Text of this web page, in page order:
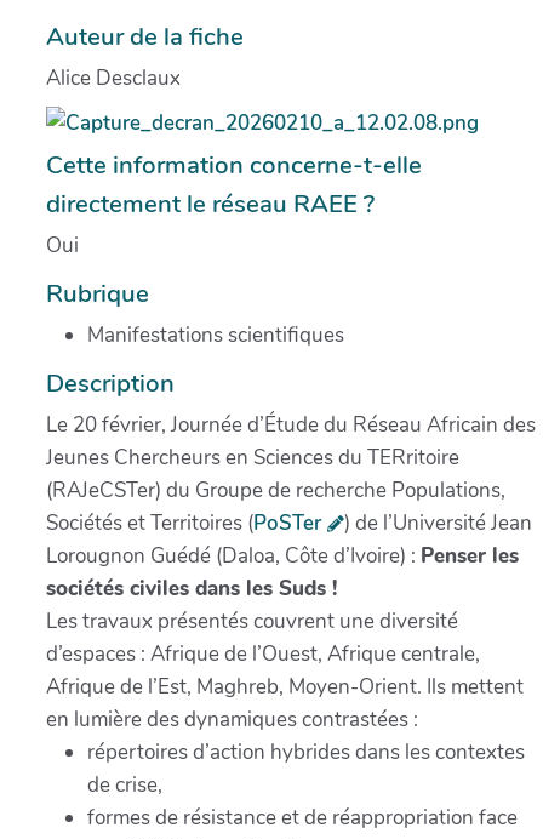
Auteur de la fiche
Alice Desclaux
Cette information concerne-t-elle
directement le réseau RAEE ?
Oui
Rubrique
Manifestations scientifiques
Description
Le 20 février, Journée d’Étude du Réseau Africain des
Jeunes Chercheurs en Sciences du TERritoire
(RAJeCSTer) du Groupe de recherche Populations,
Sociétés et Territoires (PoSTer
) de l’Université Jean
Lorougnon Guédé (Daloa, Côte d’Ivoire) : Penser les
sociétés civiles dans les Suds !
Les travaux présentés couvrent une diversité
d’espaces : Afrique de l’Ouest, Afrique centrale,
Afrique de l’Est, Maghreb, Moyen-Orient. Ils mettent
en lumière des dynamiques contrastées :
répertoires d’action hybrides dans les contextes
de crise,
formes de résistance et de réappropriation face